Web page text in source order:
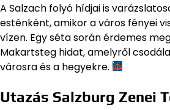
A Salzach folyó hídjai is
esténként, amikor a város fényei
vízen. Egy séta során érdemes
Makartsteg hidat, amelyről
városra és a hegyekre.
Utazás Salzburg Zenei